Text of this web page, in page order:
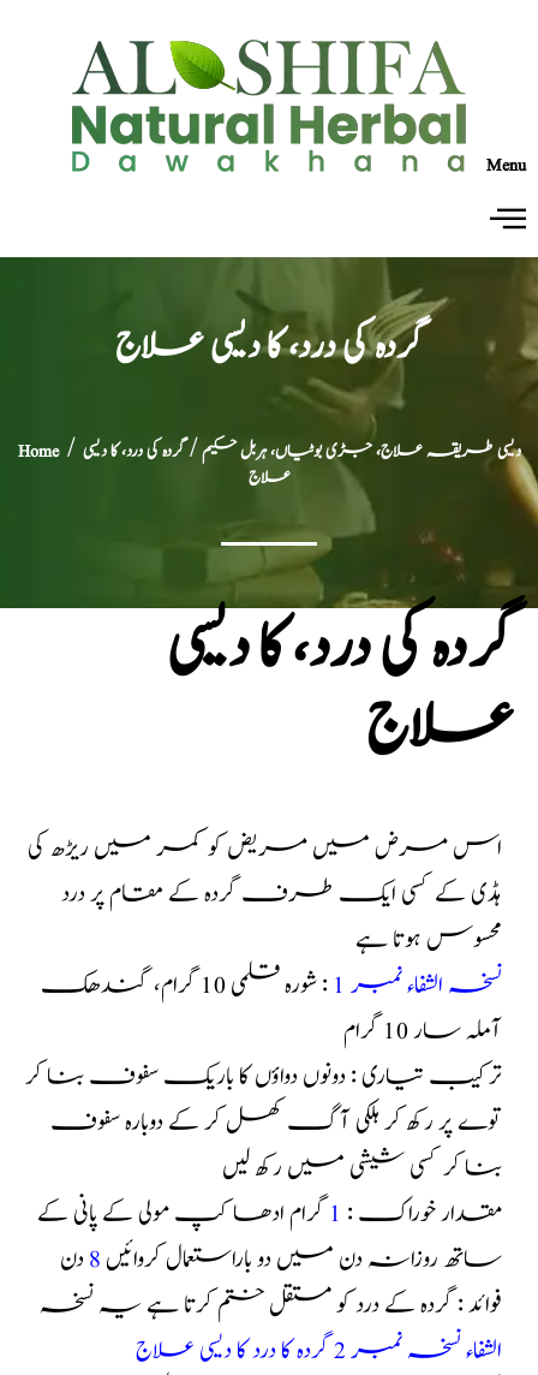
Menu
گردہ کی درد، کا دیسی علاج
Home/ دیسی طریقہ علاج، جڑی بوٹیاں، ہربل حکیم/ گردہ کی درد، کا دیسی
علاج
گردہ کی درد، کا دیسی
علاج
اس مرض میں مریض کو کمر میں ریڑھ کی
ہڈی کے کسی ایک طرف گردہ کے مقام پر درد
محسوس ہوتا ہے
نسخہ الشفاء نمبر 1
: شورہ قلمی 10 گرام، گندھک
آملہ سار 10 گرام
ترکیب تیاری : دونوں دواؤں کا باریک سفوف بنا کر
توے پر رکھ کر ہلکی آگ کھل کر کے دوبارہ سفوف
بنا کر کسی شیشی میں رکھ لیں
مقدار خوراک : 1 گرام ادھا کپ مولی کے پانی کے
ساتھ روزانہ دن میں دو باراستعمال کروائیں8دن
فوائد : گردہ کے درد کو مستقل ختم کرتا ہے یہ نسخہ
الشفاء نسخہ نمبر 2 گردہ کا درد کا دیسی علاج